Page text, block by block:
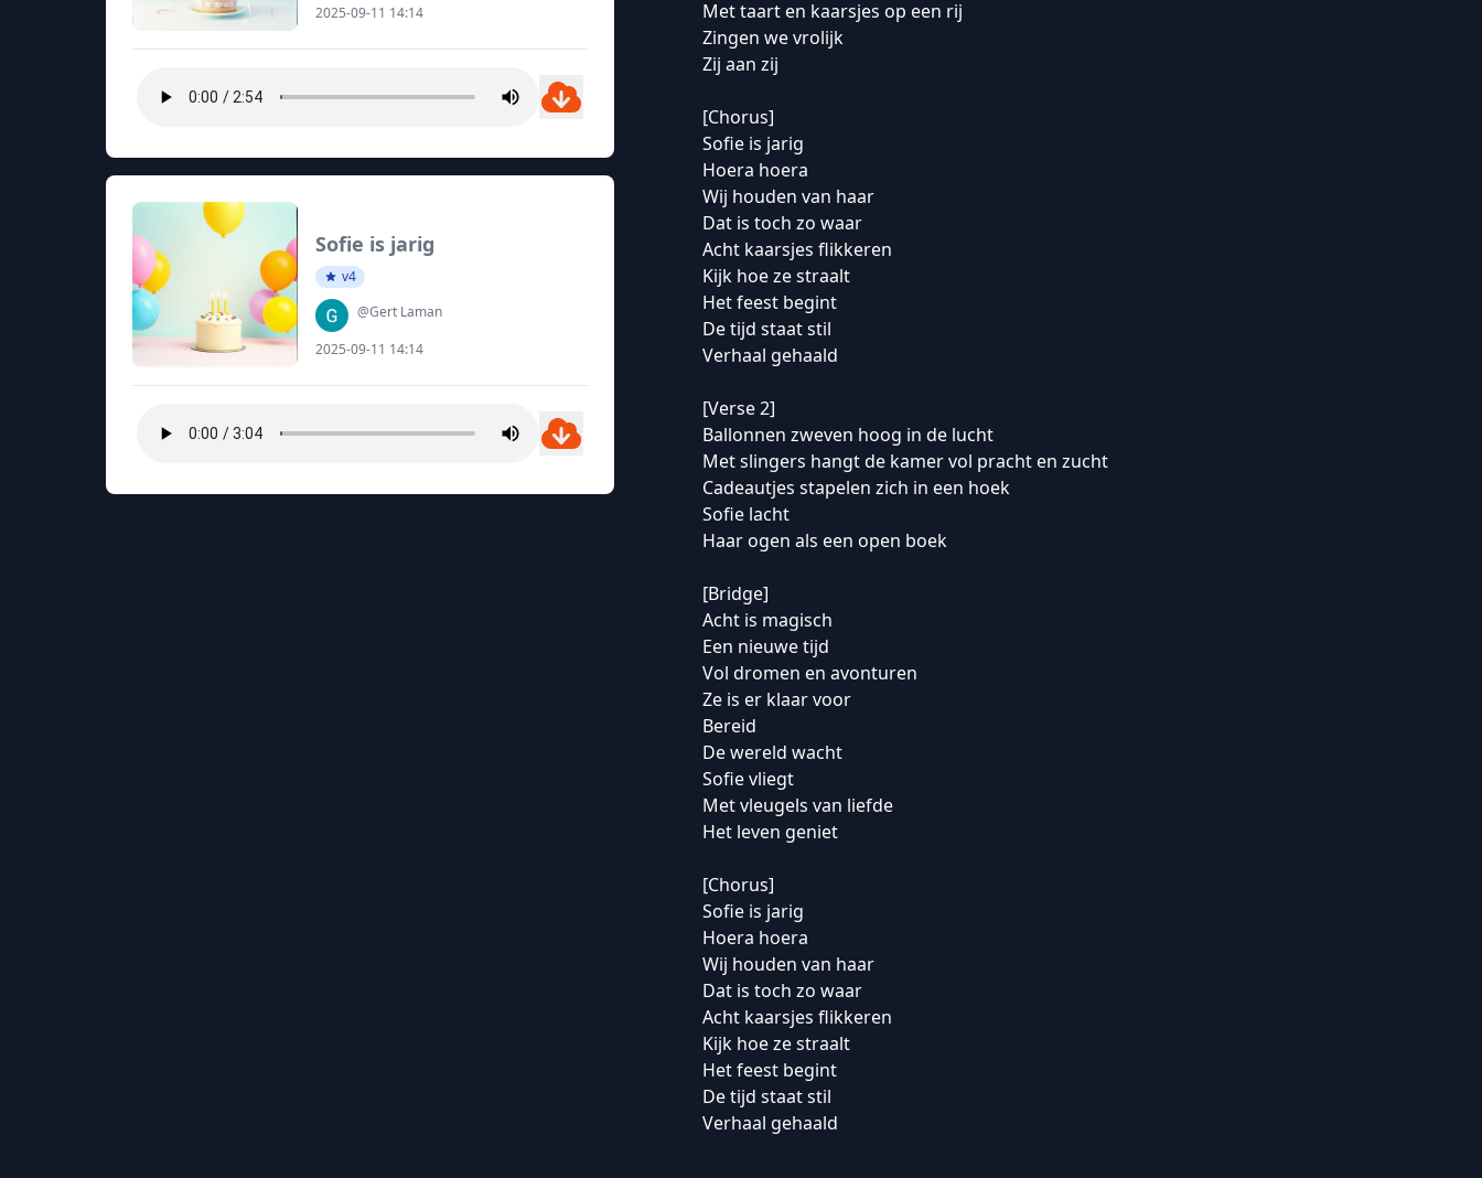
2025-09-11 14:14
Sofie is jarig
v4
@Gert Laman
2025-09-11 14:14
Met taart en kaarsjes op een rij
Zingen we vrolijk
Zij aan zij
[Chorus]
Sofie is jarig
Hoera hoera
Wij houden van haar
Dat is toch zo waar
Acht kaarsjes flikkeren
Kijk hoe ze straalt
Het feest begint
De tijd staat stil
Verhaal gehaald
[Verse 2]
Ballonnen zweven hoog in de lucht
Met slingers hangt de kamer vol pracht en zucht
Cadeautjes stapelen zich in een hoek
Sofie lacht
Haar ogen als een open boek
[Bridge]
Acht is magisch
Een nieuwe tijd
Vol dromen en avonturen
Ze is er klaar voor
Bereid
De wereld wacht
Sofie vliegt
Met vleugels van liefde
Het leven geniet
[Chorus]
Sofie is jarig
Hoera hoera
Wij houden van haar
Dat is toch zo waar
Acht kaarsjes flikkeren
Kijk hoe ze straalt
Het feest begint
De tijd staat stil
Verhaal gehaald